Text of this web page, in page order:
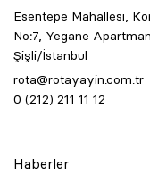
Esentepe Mahallesi,
No:7, Yegane
Şişli/İstanbul
rota@rotayayin.com.tr
0 (212) 211 11 12
Haberler